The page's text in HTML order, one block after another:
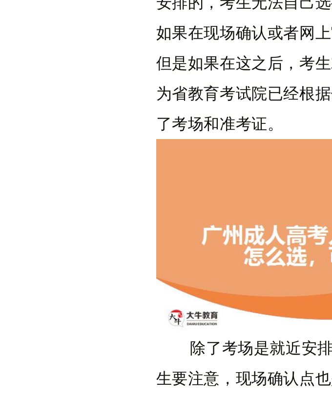
如果在现场确认或者网
但是如果在这之后，考
为省教育考试院已经根
了考场和准考证。
除了考场是就近安排
生要注意，现场确认点